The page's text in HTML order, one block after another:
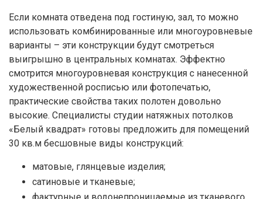
Если комната отведена под гостиную, зал, то можно
использовать комбинированные или многоуровневые
варианты – эти конструкции будут смотреться
выигрышно в центральных комнатах. Эффектно
смотрится многоуровневая конструкция с нанесенной
художественной росписью или фотопечатью,
практические свойства таких полотен довольно
высокие. Специалисты студии натяжных потолков
«Белый квадрат» готовы предложить для помещений
30 кв.м бесшовные виды конструкций:
матовые, глянцевые изделия;
сатиновые и тканевые;